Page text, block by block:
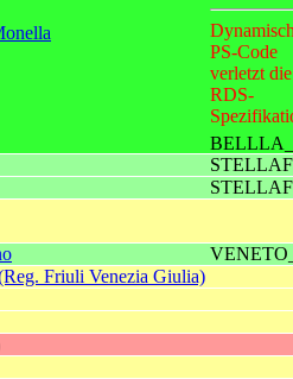
PS-Code
verletzt die
RDS-
Friuli Venezia Giulia)